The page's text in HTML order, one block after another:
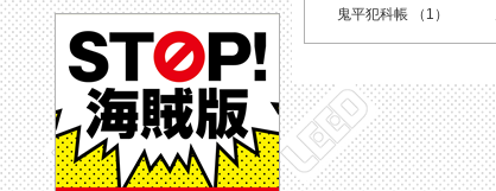
鬼平犯科帳 （1）